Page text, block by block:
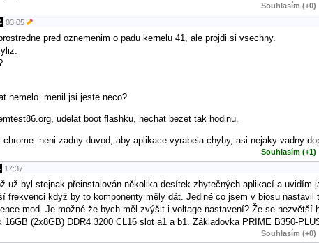
Souhlasím (+0)
03:05
pred oznemenim o padu kernelu 41, ale projdi si vsechny.
nemelo. menil jsi jeste neco?
udelat boot flashku, nechat bezet tak hodinu.
neni zadny duvod, aby aplikace vyrabela chyby, asi nejaky vadny
Souhlasím (+1)
17:37
už byl stejnak přeinstalován několika desítek zbytečných aplikací a uvidím
frekvenci když by to komponenty měly dát. Jediné co jsem v biosu nastavil
mod. Je možné že bych měl zvýšit i voltage nastavení? Že se nezvětší
(2x8GB) DDR4 3200 CL16 slot a1 a b1. Základovka PRIME B350-
Souhlasím (+0)